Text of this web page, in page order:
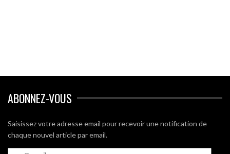
ABONNEZ-VOUS
Saisissez votre adresse email pour recevoir une notification de
chaque nouvel article par email.